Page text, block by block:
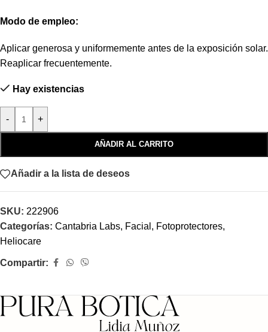
Modo de empleo:
Aplicar generosa y uniformemente antes de la exposición solar.
Reaplicar frecuentemente.
Hay existencias
- +
AÑADIR AL CARRITO
Añadir a la lista de deseos
SKU: 222906
Categorías: Cantabria Labs, Facial , Fotoprotectores,
Heliocare
Compartir: